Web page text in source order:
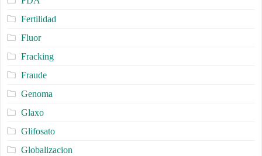
Fertilidad
Fluor
Fracking
Fraude
Genoma
Glaxo
Glifosato
Globalizacion